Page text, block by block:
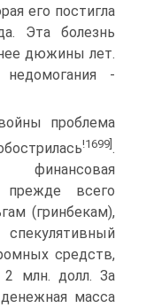
его постигла
Эта болезнь
дюжины лет.
-
проблема
!1699].
финансовая
прежде всего
(гринбекам),
средств,
2 млн. долл. За
масса